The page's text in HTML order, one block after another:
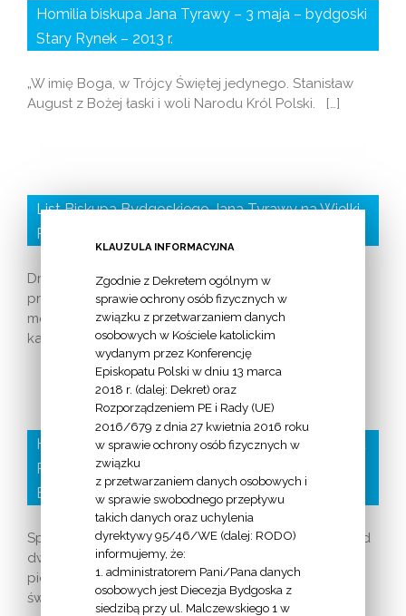
Homilia biskupa Jana Tyrawy – 3 maja – bydgoski
Stary Rynek – 2013 r.
„W imię Boga, w Trójcy Świętej jedynego. Stanisław
August z Bożej łaski i woli Narodu Król Polski. […]
List Biskupa Bydgoskiego Jana Tyrawy na Wielki
Post 2013
Drodzy Diecezjanie! Przed nami Wielki Post, czas
przygotowania do Wielkanocy, czas wytężonej
modlitwy i postu, które dotykają przede wszystkim
każdego z nas indywidualnie. […]
Homilia bp. Jana Tyrawy – 21. rocznica powstania
Radia Maryja (8 grudnia 2012 roku, kościół Matki
Bożej Fatimskiej w Bydgoszczy)
Spotykamy się w Bydgoszczy, gdzie dokładnie przed
dwudziestu jeden laty „Radio Maryja” nadało swoją
pierwszą audycję. Od tamtego czasu jesteśmy
świadkami jego rozwoju. […]
KLAUZULA INFORMACYJNA
Zgodnie z Dekretem ogólnym w
sprawie ochrony osób fizycznych w
związku z przetwarzaniem danych
osobowych w Kościele katolickim
wydanym przez Konferencję
Episkopatu Polski w dniu 13 marca
2018 r. (dalej: Dekret) oraz
Rozporządzeniem PE i Rady (UE)
2016/679 z dnia 27 kwietnia 2016 roku
w sprawie ochrony osób fizycznych w
związku
z przetwarzaniem danych osobowych i
w sprawie swobodnego przepływu
takich danych oraz uchylenia
dyrektywy 95/46/WE (dalej: RODO)
informujemy, że:
1. administratorem Pani/Pana danych
osobowych jest Diecezja Bydgoska z
siedzibą przy ul. Malczewskiego 1 w